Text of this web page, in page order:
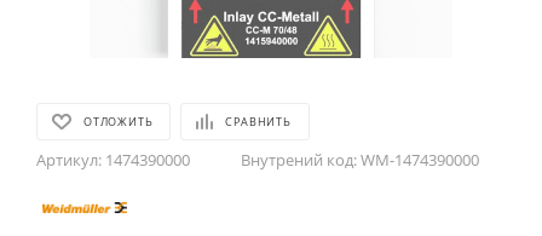
ОТЛОЖИТЬ СРАВНИТЬ
Артикул: 1474390000 Внутрений код:WM-1474390000